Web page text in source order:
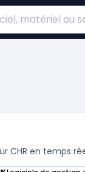
CHR en temps